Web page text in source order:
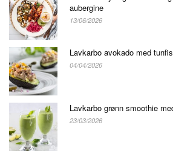
aubergine
13/06/2026
Lavkarbo avokado med
04/04/2026
Lavkarbo grønn smoothie
23/03/2026